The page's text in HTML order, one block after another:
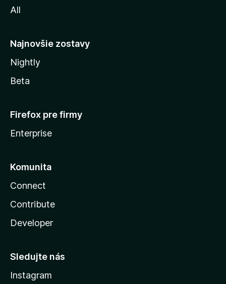
lAll
Najnovšie zostavy
Nightly
Beta
Firefox pre firmy
Enterprise
Komunita
Connect
Contribute
Developer
Sledujte nás
Instagram